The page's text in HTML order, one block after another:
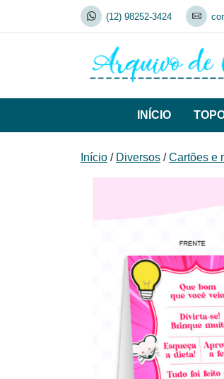
(12) 98252-3424
INÍCIO
Início / Diversos /Cartões e